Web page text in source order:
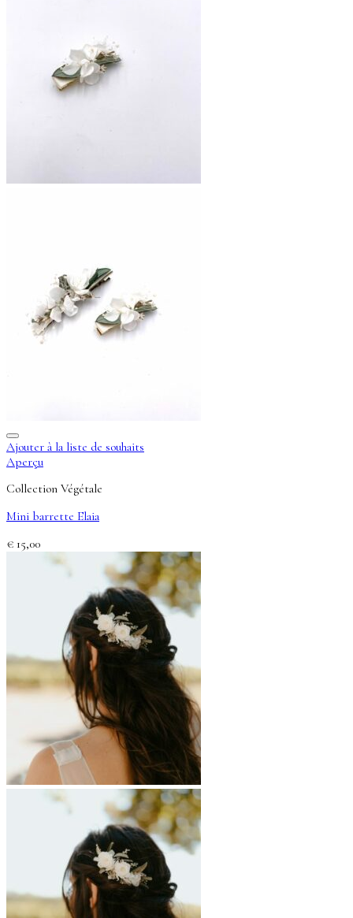
Ajouter à la liste de souhaits
Aperçu
Collection Végétale
Mini barrette Elaia
€ 15,00